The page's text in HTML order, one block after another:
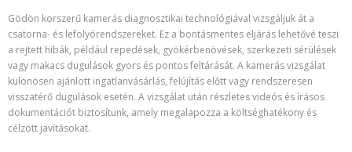
Gödön korszerű kamerás diagnosztikai technológiával vizsgáljuk át a
csatorna- és lefolyórendszereket. Ez a bontásmentes eljárás lehetővé teszi
a rejtett hibák, például repedések, gyökérbenövések, szerkezeti sérülések
vagy makacs dugulások gyors és pontos feltárását. A kamerás vizsgálat
különösen ajánlott ingatlanvásárlás, felújítás előtt vagy rendszeresen
visszatérő dugulások esetén. A vizsgálat után részletes videós és írásos
dokumentációt biztosítunk, amely megalapozza a költséghatékony és
célzott javításokat.